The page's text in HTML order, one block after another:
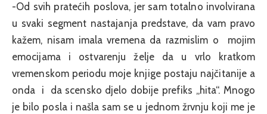
-Od svih pratećih poslova, jer sam totalno involvirana
u svaki segment nastajanja predstave, da vam pravo
kažem, nisam imala vremena da razmislim o mojim
emocijama i ostvarenju želje da u vrlo kratkom
vremenskom periodu moje knjige postaju najčitanije a
onda i da scensko djelo dobije prefiks „hita“. Mnogo
je bilo posla i našla sam se u jednom žrvnju koji me je